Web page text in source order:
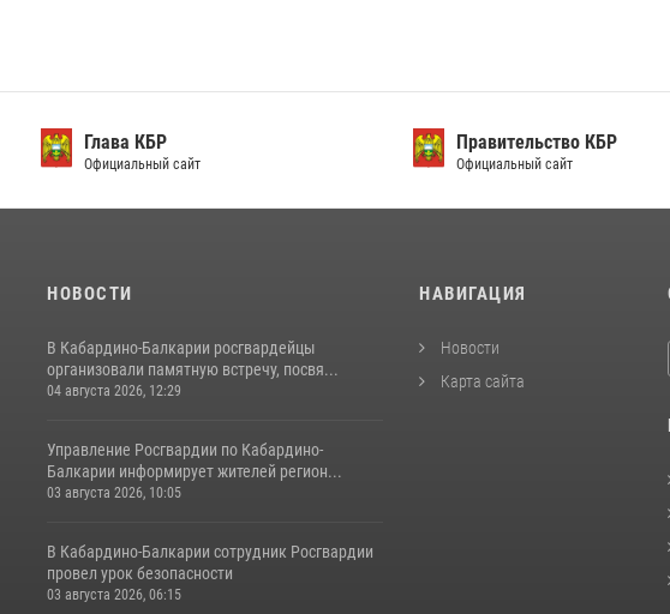
Глава КБР
Официальный сайт
Правительство КБР
Официальный сайт
НОВОСТИ
В Кабардино-Балкарии росгвардейцы
организовали памятную встречу, посвя...
04 августа 2026, 12:29
Управление Росгвардии по Кабардино-
Балкарии информирует жителей регион...
03 августа 2026, 10:05
В Кабардино‑Балкарии сотрудник Росгвардии
провел урок безопасности
03 августа 2026, 06:15
НАВИГАЦИЯ
Новости
Карта сайта